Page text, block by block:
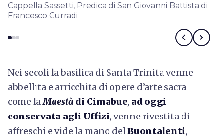
Cappella Sassetti, Predica di San Giovanni Battista di
Francesco Curradi
chevron_left chevron_right
Nei secoli la basilica di Santa Trinita venne
abbellita e arricchita di opere d’arte sacra
come laMaestà di Cimabue, ad oggi
conservata agli Uffizi, venne rivestita di
affreschi e vide la mano delBuontalenti,